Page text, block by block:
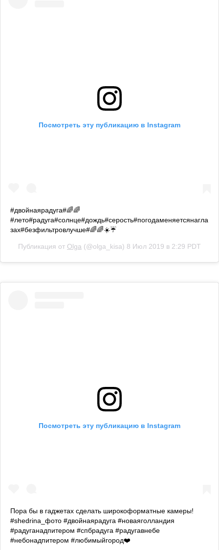
Посмотреть эту публикацию в Instagram
#двойнаярадуга#🌈🌈
#лето#радуга#солнце#дождь#серость#погодаменяетсянагла
зах#безфильтровлучше#🌈🌈☀️☔️
Публикация от Olga (@olga_kisa) 8 Июл 2019 в 2:29 PDT
Посмотреть эту публикацию в Instagram
Пора бы в гаджетах сделать широкоформатные камеры!
#shedrina_фото #двойнаярадуга #новаяголландия
#радуганадпитером #спбрадуга #радугавнебе
#небонадпитером #любимыйгород❤️